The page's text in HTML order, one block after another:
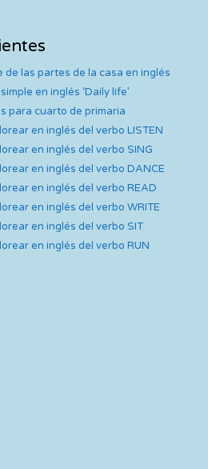
de las partes de la casa en inglés
en inglés ‘Daily life’
para cuarto de primaria
en inglés del verbo LISTEN
en inglés del verbo SING
en inglés del verbo DANCE
en inglés del verbo READ
en inglés del verbo WRITE
en inglés del verbo SIT
en inglés del verbo RUN